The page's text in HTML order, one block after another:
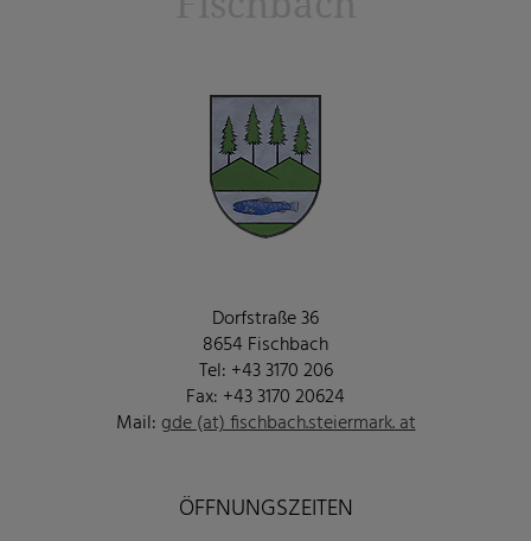
Dorfstraße 36
8654 Fischbach
Tel: +43 3170 206
Fax: +43 3170 20624
Mail: gde (at) fischbach.steiermark. at
ÖFFNUNGSZEITEN